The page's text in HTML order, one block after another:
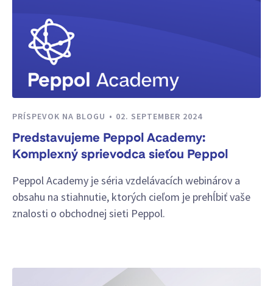
PRÍSPEVOK NA BLOGU 02. SEPTEMBER 2024
Predstavujeme Peppol Academy:
Komplexný sprievodca sieťou Peppol
Peppol Academy je séria vzdelávacích webinárov a
obsahu na stiahnutie, ktorých cieľom je prehĺbiť vaše
znalosti o obchodnej sieti Peppol.